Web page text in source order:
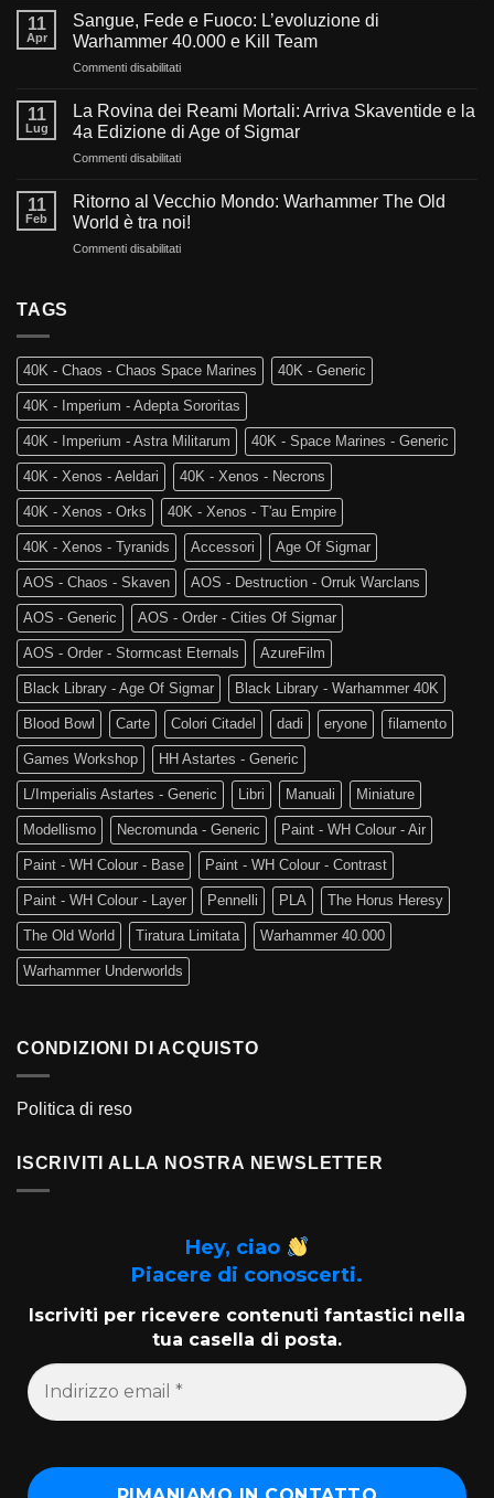
l’oscurità
del
millennio:
Cosa
aspetta
nel
futuro
di
40.000?
11
Apr
Sangue, Fede e Fuoco: L’evoluzione di
Warhammer 40.000 e Kill Team
Commenti disabilitatisu
Fede
e
Fuoco:
L’evoluzione
Warhammer
40.000
Kill
11
Lug
La Rovina dei Reami Mortali: Arriva Skaventide e la
4a Edizione di Age of Sigmar
Commenti disabilitatisu
Rovina
dei
Reami
Mortali:
Edizione
di
Age
of
Sigmar
11
Feb
Ritorno al Vecchio Mondo: Warhammer The Old
World è tra noi!
Commenti disabilitatisu
The
Old
World
tra
noi!
TAGS
40K - Chaos - Chaos Space Marines 40K - Generic
40K - Imperium - Adepta Sororitas
40K - Imperium - Astra Militarum 40K - Space Marines - Generic
40K - Xenos - Aeldari 40K - Xenos - Necrons
40K - Xenos - Orks 40K - Xenos - T'au Empire
40K - Xenos - Tyranids Accessori Age Of Sigmar
AOS - Chaos - Skaven AOS - Destruction - Orruk Warclans
AOS - Generic AOS - Order - Cities Of Sigmar
AOS - Order - Stormcast Eternals AzureFilm
Black Library - Age Of Sigmar Black Library - Warhammer 40K
Blood Bowl Carte Colori Citadel dadi eryone filamento
Games Workshop HH Astartes - Generic
L/Imperialis Astartes - Generic Libri Manuali Miniature
Modellismo Necromunda - Generic Paint - WH Colour - Air
Paint - WH Colour - Base Paint - WH Colour - Contrast
Paint - WH Colour - Layer Pennelli PLA The Horus Heresy
The Old World Tiratura Limitata Warhammer 40.000
Warhammer Underworlds
CONDIZIONI DI ACQUISTO
Politica di reso
ISCRIVITI ALLA NOSTRA NEWSLETTER
Hey, ciao
Piacere di conoscerti.
Iscriviti per ricevere contenuti fantastici nella
tua casella di posta.